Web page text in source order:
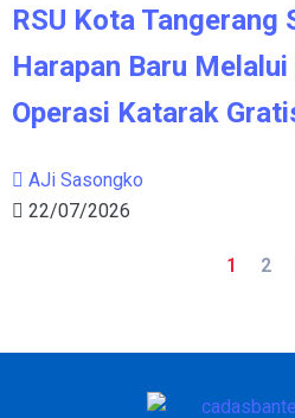
RSU Kota Tangerang
Harapan Baru
Operasi Katarak
AJi Sasongko
22/07/2026
1 2